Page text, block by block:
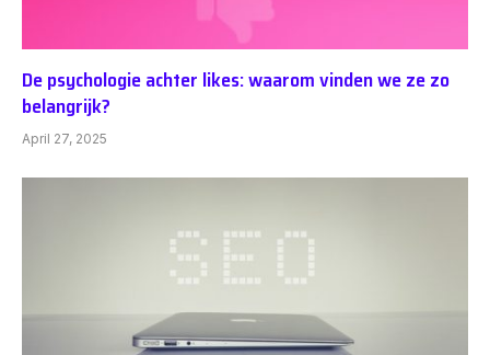
De psychologie achter likes: waarom vinden we ze zo
belangrijk?
April 27, 2025